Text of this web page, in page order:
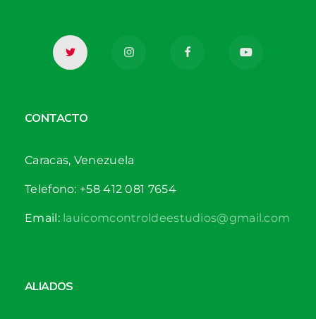
CONTACTO
Caracas, Venezuela
Telefono: +58 412 081 7654
Email:lauicomcontroldeestudios@gmail.com
ALIADOS